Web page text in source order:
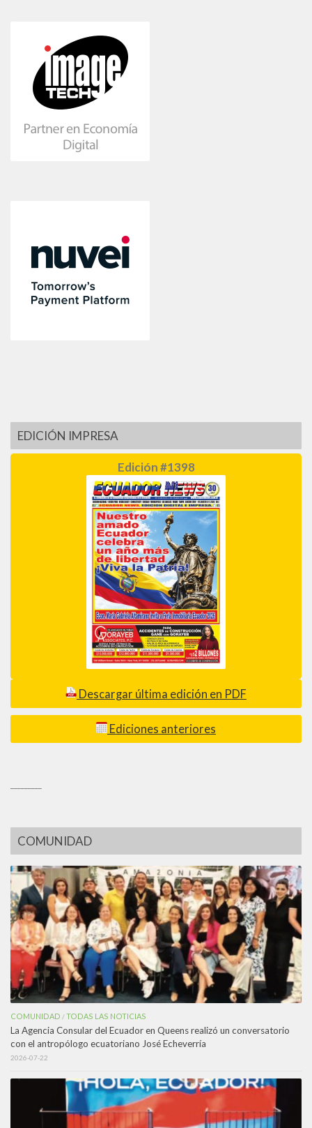
EDICIÓN IMPRESA
Edición #1398
Descargar última edición en PDF
Ediciones anteriores
COMUNIDAD
COMUNIDAD /TODAS LAS NOTICIAS
La Agencia Consular del Ecuador en Queens realizó un conversatorio
con el antropólogo ecuatoriano José Echeverría
2026-07-22